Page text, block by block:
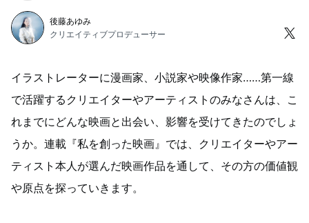
後藤あゆみ
クリエイティブプロデューサー
イラストレーターに漫画家、小説家や映像作家……第一線
で活躍するクリエイターやアーティストのみなさんは、こ
れまでにどんな映画と出会い、影響を受けてきたのでしょ
うか。連載『私を創った映画』では、クリエイターやアー
ティスト本人が選んだ映画作品を通して、その方の価値観
や原点を探っていきます。